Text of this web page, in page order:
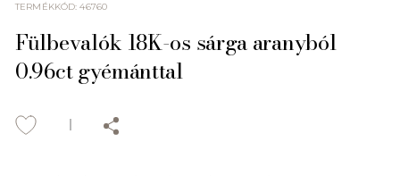
TERMÉKKÓD:46760
Fülbevalók 18K-os sárga aranyból
0.96ct gyémánttal